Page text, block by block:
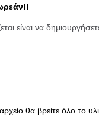
είναι να
θα βρείτε όλο το